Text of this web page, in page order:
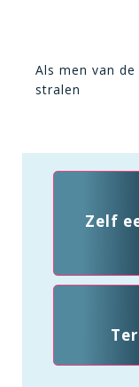
Als men van
stralen
Zelf